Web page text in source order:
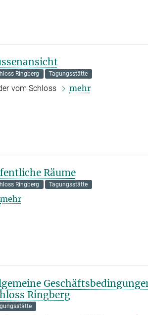
Ringberg Tagungsstätte
vom Schloss mehr
Räume
Ringberg Tagungsstätte
mehr
Ringberg